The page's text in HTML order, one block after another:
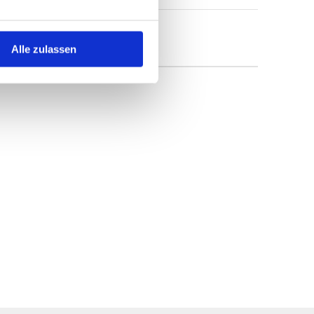
Alle zulassen